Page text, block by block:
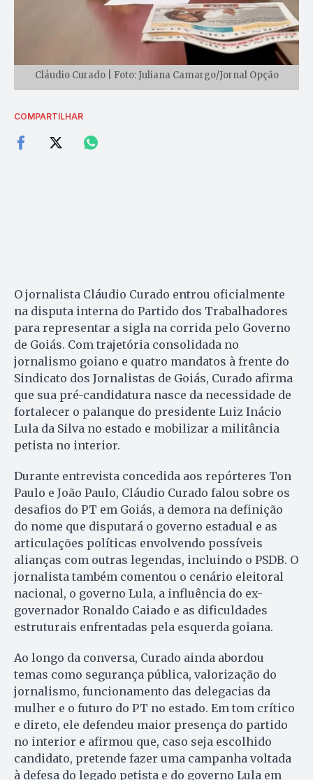
Cláudio Curado | Foto: Juliana Camargo/Jornal Opção
COMPARTILHAR
O jornalista Cláudio Curado entrou oficialmente
na disputa interna do Partido dos Trabalhadores
para representar a sigla na corrida pelo Governo
de Goiás. Com trajetória consolidada no
jornalismo goiano e quatro mandatos à frente do
Sindicato dos Jornalistas de Goiás, Curado afirma
que sua pré-candidatura nasce da necessidade de
fortalecer o palanque do presidente Luiz Inácio
Lula da Silva no estado e mobilizar a militância
petista no interior.
Durante entrevista concedida aos repórteres Ton
Paulo e João Paulo, Cláudio Curado falou sobre os
desafios do PT em Goiás, a demora na definição
do nome que disputará o governo estadual e as
articulações políticas envolvendo possíveis
alianças com outras legendas, incluindo o PSDB. O
jornalista também comentou o cenário eleitoral
nacional, o governo Lula, a influência do ex-
governador Ronaldo Caiado e as dificuldades
estruturais enfrentadas pela esquerda goiana.
Ao longo da conversa, Curado ainda abordou
temas como segurança pública, valorização do
jornalismo, funcionamento das delegacias da
mulher e o futuro do PT no estado. Em tom crítico
e direto, ele defendeu maior presença do partido
no interior e afirmou que, caso seja escolhido
candidato, pretende fazer uma campanha voltada
à defesa do legado petista e do governo Lula em